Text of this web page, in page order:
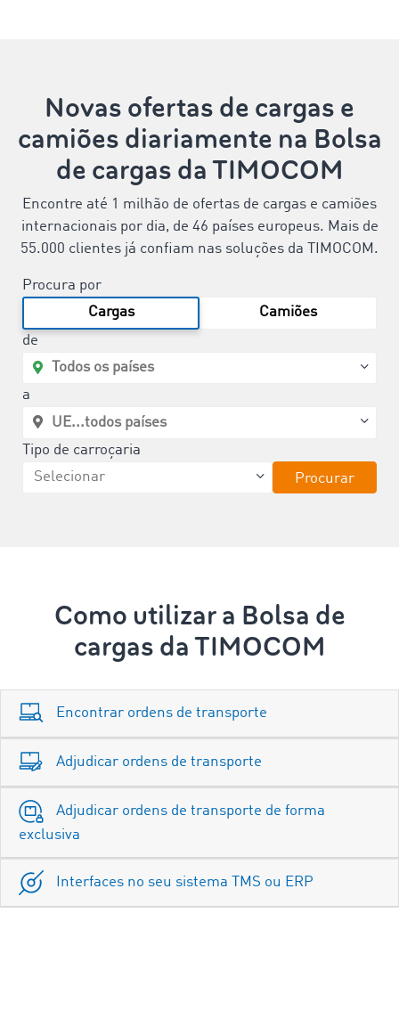
Novas ofertas de cargas e
camiões diariamente na Bolsa
de cargas da TIMOCOM
Encontre até 1 milhão de ofertas de cargas e camiões
internacionais por dia, de 46 países europeus. Mais de
55.000 clientes já confiam nas soluções da TIMOCOM.
Procura por
Cargas
Camiões
de
a
Tipo de carroçaria
Procurar
Como utilizar a Bolsa de
cargas da TIMOCOM
Encontrar ordens de transporte
Adjudicar ordens de transporte
Adjudicar ordens de transporte de forma
exclusiva
Interfaces no seu sistema TMS ou ERP